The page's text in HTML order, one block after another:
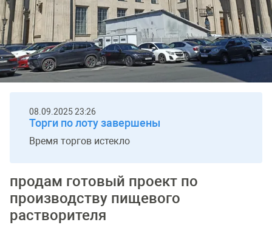
Торги по лоту завершены
08.09.2025 23:26
Время торгов истекло
продам готовый проект по
производству пищевого
растворителя